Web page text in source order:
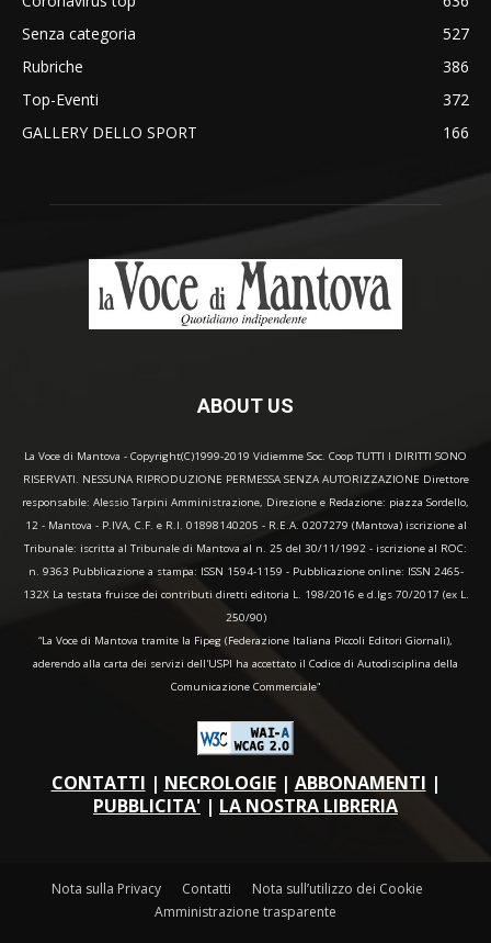
Senza categoria
527
Rubriche
386
Top-Eventi
372
GALLERY DELLO SPORT
166
ABOUT US
La Voce di Mantova - Copyright(C)1999-2019 Vidiemme Soc. Coop TUTTI I DIRITTI SONO
RISERVATI. NESSUNA RIPRODUZIONE PERMESSA SENZA AUTORIZZAZIONE Direttore
responsabile: Alessio Tarpini Amministrazione, Direzione e Redazione: piazza Sordello,
12 - Mantova - P.IVA, C.F. e R.I. 01898140205 - R.E.A. 0207279 (Mantova) iscrizione al
Tribunale: iscritta al Tribunale di Mantova al n. 25 del 30/11/1992 - iscrizione al ROC:
n. 9363 Pubblicazione a stampa: ISSN 1594-1159 - Pubblicazione online: ISSN 2465-
132X La testata fruisce dei contributi diretti editoria L. 198/2016 e d.lgs 70/2017 (ex L.
250/90)
“La Voce di Mantova tramite la Fipeg (Federazione Italiana Piccoli Editori Giornali),
aderendo alla carta dei servizi dell'USPI ha accettato il Codice di Autodisciplina della
Comunicazione Commerciale"
CONTATTI | NECROLOGIE| ABBONAMENTI |
PUBBLICITA' | LA NOSTRA LIBRERIA
Nota sulla Privacy Contatti
Nota sull’utilizzo dei Cookie
Amministrazione trasparente